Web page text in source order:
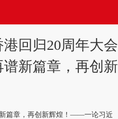
回归20周年大会
谱新篇章，再创新
篇章，再创新辉煌！——一论习近